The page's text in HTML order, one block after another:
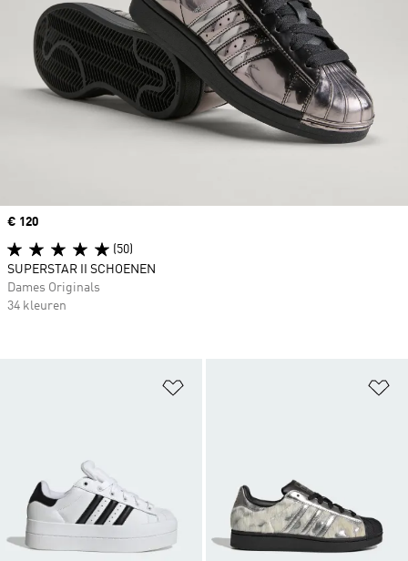
Price
€ 120
(50)
SUPERSTAR II SCHOENEN
Dames Originals
34 kleuren